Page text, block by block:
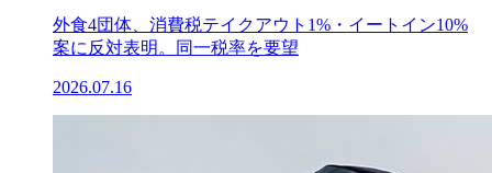
外食4団体、消費税テイクアウト1%・イートイン10%
案に反対表明。同一税率を要望
2026.07.16